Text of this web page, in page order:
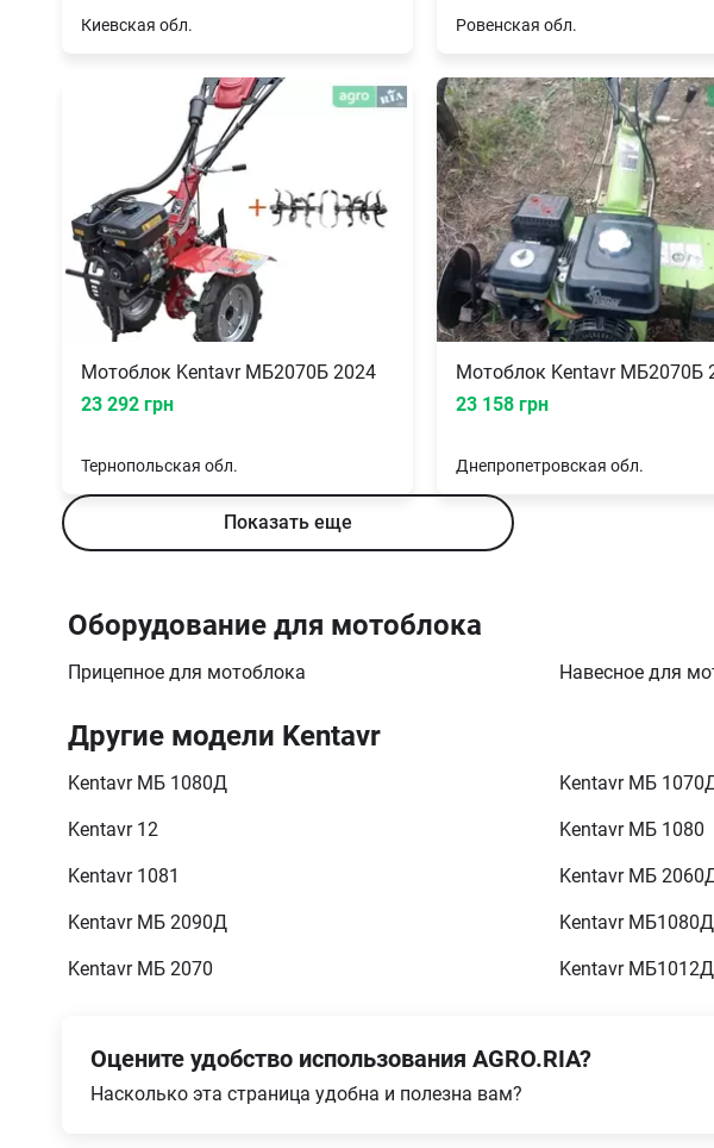
Киевская обл. Ровенская обл.
Мотоблок Kentavr МБ2070Б 2024
23 292 грн
Тернопольская обл.
Мотоблок Kentavr МБ2070Б
23 158 грн
Днепропетровская обл.
Показать еще
Оборудование для мотоблока
Прицепное для мотоблока Навесное для
Другие модели Kentavr
Kentavr МБ 1080Д Kentavr МБ
Kentavr 12 Kentavr МБ 1080
Kentavr 1081 Kentavr МБ
Kentavr МБ 2090Д Kentavr
Kentavr МБ 2070 Kentavr МБ1012Д
Оцените удобство использования AGRO.RIA?
Насколько эта страница удобна и полезна вам?